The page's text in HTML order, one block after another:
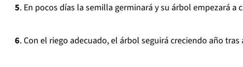
5. En pocos días la semilla germinará y su árbol empezará a
6. Con el riego adecuado, el árbol seguirá creciendo año tras